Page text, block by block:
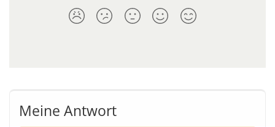
Meine Antwort